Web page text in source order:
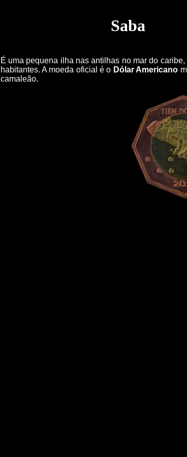
Saba
É uma pequena ilha nas antilhas no mar do
habitantes. A moeda oficial é o Dólar Americano
camaleão.